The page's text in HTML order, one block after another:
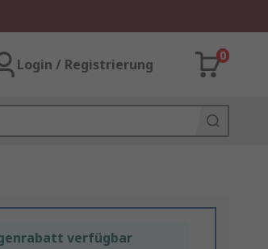
Login / Registrierung
0
verfügbar